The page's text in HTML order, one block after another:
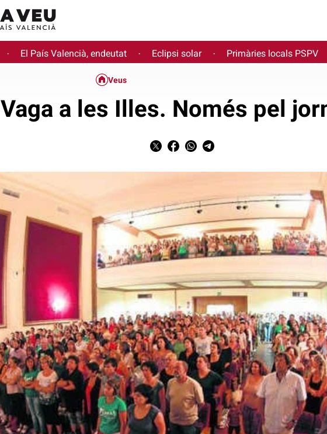
· El País Valencià, endeutat · Eclipsi solar · Primàries locals PSPV
Veus
Vaga a les Illes. Només pel